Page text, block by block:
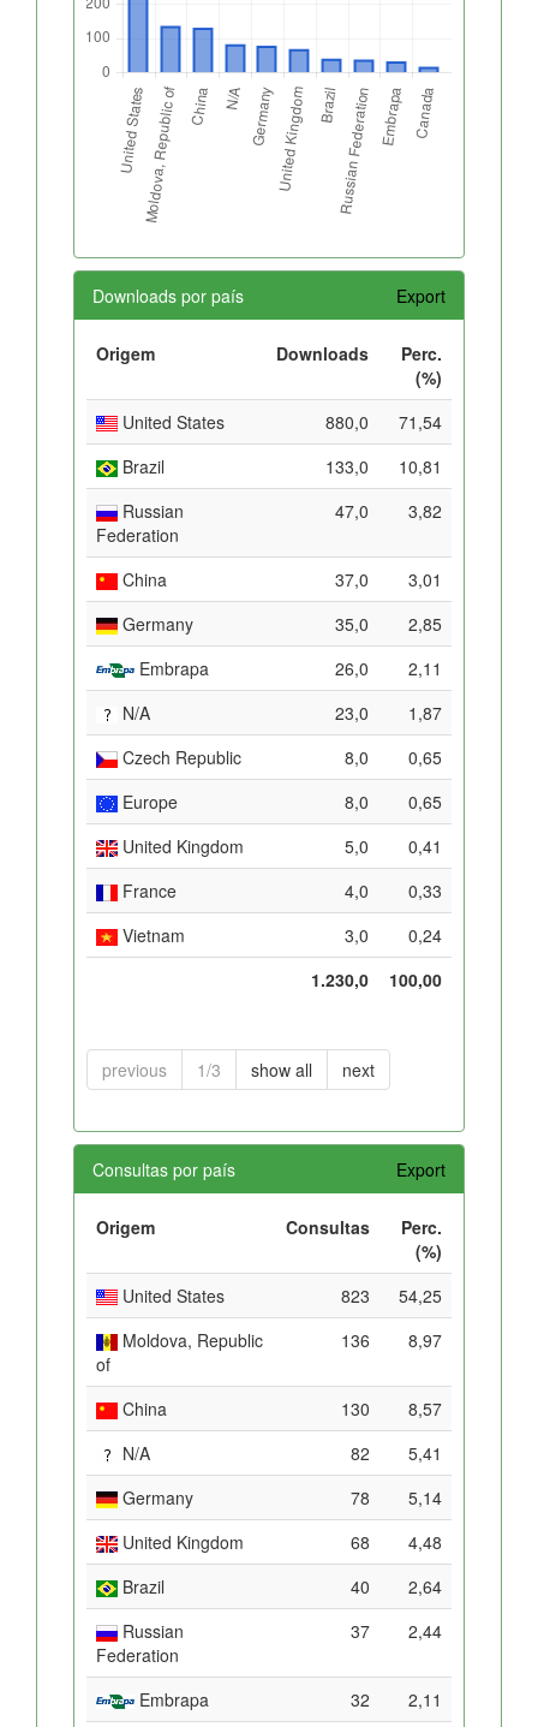
Downloads por país Export
Origem Downloads
Perc.
(%)
United States
880,0
71,54
Brazil
133,0
10,81
Russian
Federation
47,0 3,82
China 37,0
3,01
Germany
35,0
2,85
Embrapa
26,0
2,11
N/A
23,0
1,87
Czech Republic
8,0
0,65
Europe
8,0
0,65
United Kingdom
5,0
0,41
France
4,0
0,33
Vietnam
3,0
0,24
1.230,0
100,00
previous 1/3 show all next
Consultas por país Export
Origem Consultas
Perc.
(%)
United States
823
54,25
Moldova, Republic
of
136 8,97
China 130
8,57
N/A
82
5,41
Germany
78
5,14
United Kingdom
68
4,48
Brazil
40
2,64
Russian
Federation
37 2,44
Embrapa 32
2,11